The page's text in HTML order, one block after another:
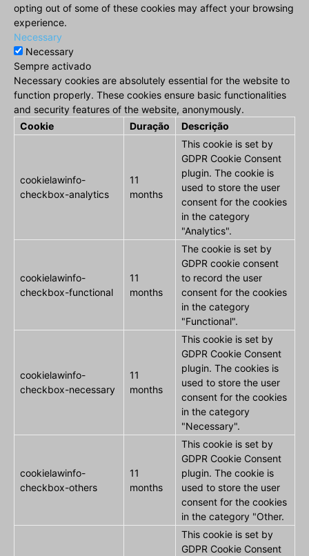
opting out of some of these cookies may affect your browsing
experience.
Necessary
Necessary
Sempre activado
Necessary cookies are absolutely essential for the website to
function properly. These cookies ensure basic functionalities
and security features of the website, anonymously.
Cookie
Duração Descrição
cookielawinfo-
checkbox-analytics
11
months
This cookie is set by
GDPR Cookie Consent
plugin. The cookie is
used to store the user
consent for the cookies
in the category
"Analytics".
cookielawinfo-
checkbox-functional
11
months
The cookie is set by
GDPR cookie consent
to record the user
consent for the cookies
in the category
"Functional".
cookielawinfo-
checkbox-necessary
11
months
This cookie is set by
GDPR Cookie Consent
plugin. The cookies is
used to store the user
consent for the cookies
in the category
"Necessary".
cookielawinfo-
checkbox-others
11
months
This cookie is set by
GDPR Cookie Consent
plugin. The cookie is
used to store the user
consent for the cookies
in the category "Other.
This cookie is set by
GDPR Cookie Consent